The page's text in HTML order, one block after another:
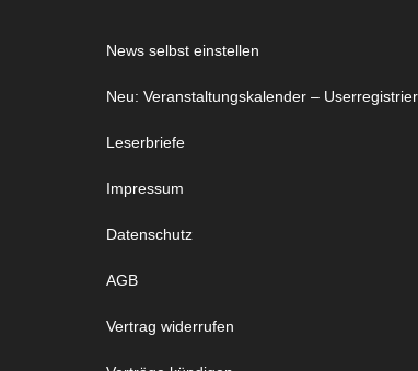
News selbst einstellen
Neu: Veranstaltungskalender –
Leserbriefe
Impressum
Datenschutz
AGB
Vertrag widerrufen